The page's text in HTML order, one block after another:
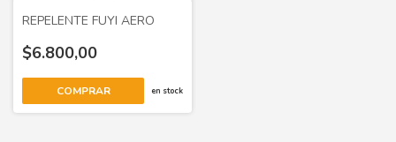
REPELENTE FUYI AERO
$6.800,00
en stock